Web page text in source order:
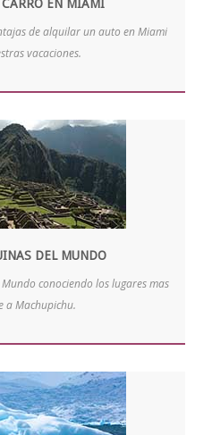
EN MIAMI
de alquilar un auto en Miami
vacaciones.
DEL MUNDO
conociendo los lugares mas
a Machupichu.